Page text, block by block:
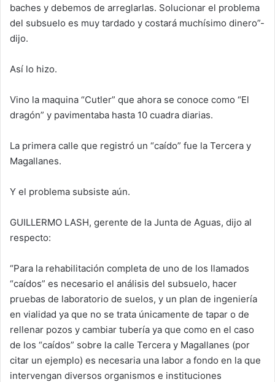
baches y debemos de arreglarlas. Solucionar el problema
del subsuelo es muy tardado y costará muchísimo dinero”-
dijo.
Así lo hizo.
Vino la maquina “Cutler” que ahora se conoce como “El
dragón” y pavimentaba hasta 10 cuadra diarias.
La primera calle que registró un “caído” fue la Tercera y
Magallanes.
Y el problema subsiste aún.
GUILLERMO LASH, gerente de la Junta de Aguas, dijo al
respecto:
“Para la rehabilitación completa de uno de los llamados
“caídos” es necesario el análisis del subsuelo, hacer
pruebas de laboratorio de suelos, y un plan de ingeniería
en vialidad ya que no se trata únicamente de tapar o de
rellenar pozos y cambiar tubería ya que como en el caso
de los “caídos” sobre la calle Tercera y Magallanes (por
citar un ejemplo) es necesaria una labor a fondo en la que
intervengan diversos organismos e instituciones